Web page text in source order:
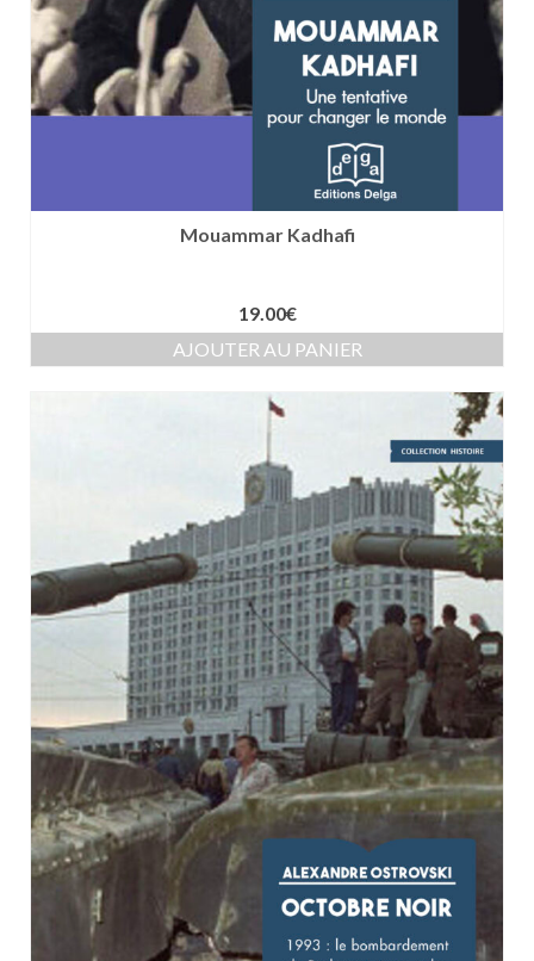
Mouammar Kadhafi
19.00€
AJOUTER AU PANIER